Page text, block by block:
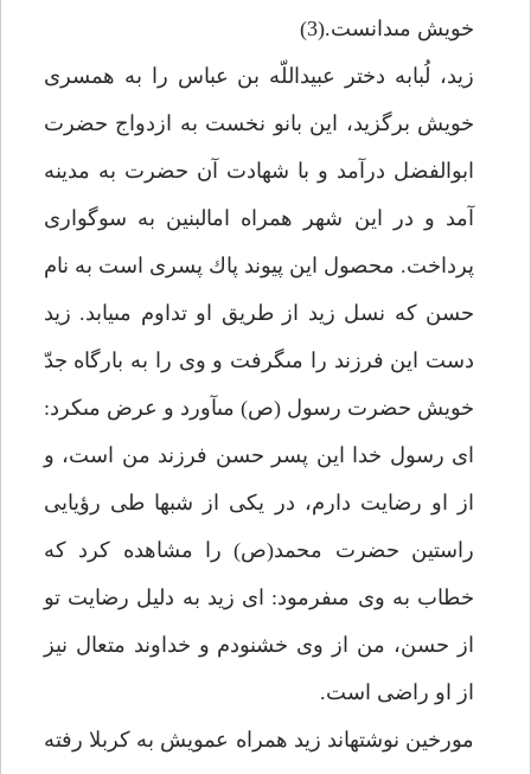
خويش مى‏دانست.(3)
زيد، لُبابه دختر عبيداللّه بن عباس را به همسرى
خويش برگزيد، اين بانو نخست به ازدواج حضرت
ابوالفضل درآمد و با شهادت آن حضرت به مدينه
آمد و در اين شهر همراه ام‏البنين به سوگوارى
پرداخت. محصول اين پيوند پاك پسرى است به نام
حسن كه نسل زيد از طريق او تداوم مى‏يابد. زيد
دست اين فرزند را مى‏گرفت و وى را به بارگاه جدّ
خويش حضرت رسول (ص) مى‏آورد و عرض مى‏كرد:
اى رسول خدا اين پسر حسن فرزند من است، و
از او رضايت دارم، در يكى از شب‏ها طى رؤيايى
راستين حضرت محمد(ص) را مشاهده كرد كه
خطاب به وى مى‏فرمود: اى زيد به دليل رضايت تو
از حسن، من از وى خشنودم و خداوند متعال نيز
از او راضى است.
مورخين نوشته‏اند زيد همراه عمويش به كربلا رفته